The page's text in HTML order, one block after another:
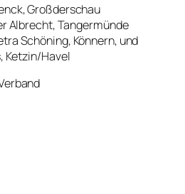
Großderschau
Albrecht, Tangermünde
Schöning, Könnern, und
Ketzin/Havel